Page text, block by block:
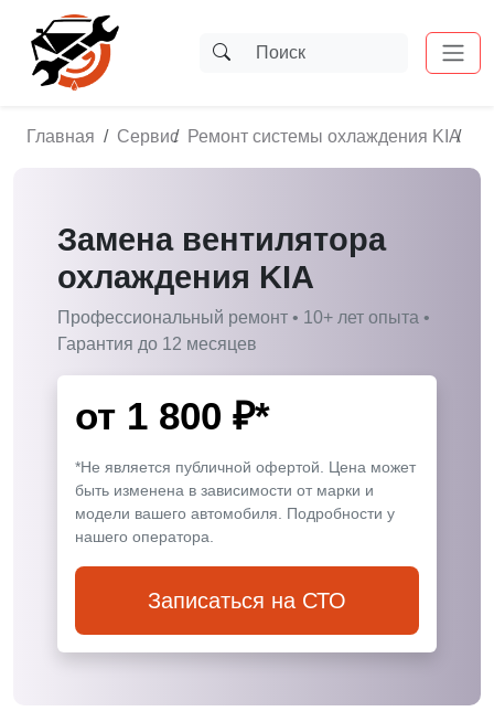
Главная Сервис Ремонт системы охлаждения KIA
Замена вентилятора
охлаждения KIA
Профессиональный ремонт • 10+ лет опыта •
Гарантия до 12 месяцев
от 1 800 ₽*
*Не является публичной офертой. Цена может
быть изменена в зависимости от марки и
модели вашего автомобиля. Подробности у
нашего оператора.
Записаться на СТО